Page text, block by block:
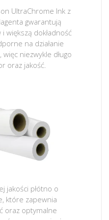
UltraChrome Ink z
gwarantują
większą dokładność
na działanie
niezwykle długo
oraz jakość.
jakości płótno o
które zapewnia
oraz optymalne